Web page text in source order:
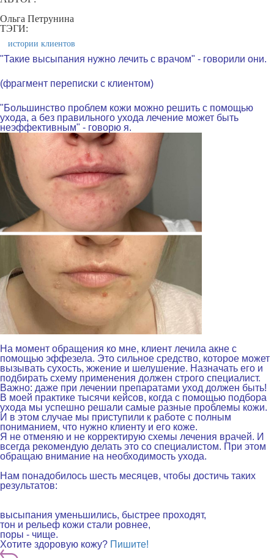
Ольга Петрунина
ТЭГИ:
истории клиентов
"Такие высыпания нужно лечить с врачом" - говорили они.
(фрагмент переписки с клиентом)
"Большинство проблем кожи можно решить с помощью
ухода, а без правильного ухода лечение может быть
неэффективным" - говорю я.
На момент обращения ко мне, клиент лечила акне с
помощью эффезела. Это сильное средство, которое может
вызывать сухость, жжение и шелушение. Назначать его и
подбирать схему применения должен строго специалист.
Важно: даже при лечении препаратами уход должен быть!
В моей практике тысячи кейсов, когда с помощью подбора
ухода мы успешно решали самые разные проблемы кожи.
И в этом случае мы приступили к работе с полным
пониманием, что нужно клиенту и его коже.
Я не отменяю и не корректирую схемы лечения врачей. И
всегда рекомендую делать это со специалистом. При этом
обращаю внимание на необходимость ухода.
Нам понадобилось шесть месяцев, чтобы достичь таких
результатов:
высыпания уменьшились, быстрее проходят,
тон и рельеф кожи стали ровнее,
поры - чище.
Хотите здоровую кожу? Пишите!